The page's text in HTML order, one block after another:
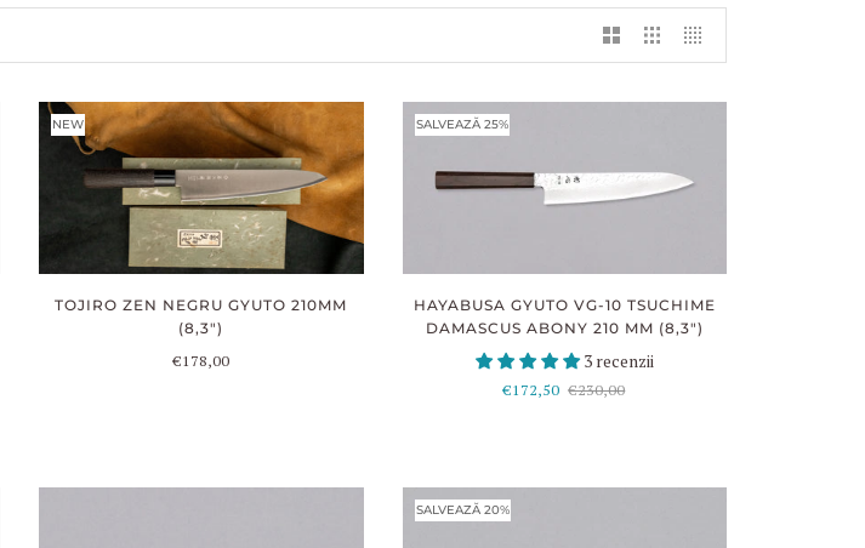
NEW
TOJIRO ZEN NEGRU GYUTO 210MM
(8,3")
€178,00
SALVEAZĂ 25%
HAYABUSA GYUTO VG-10 TSUCHIME
DAMASCUS ABONY 210 MM (8,3")
3 recenzii
€172,50 €230,00
SALVEAZĂ 20%